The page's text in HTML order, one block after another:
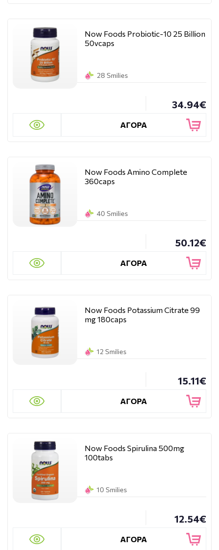
Now Foods Probiotic-10 25 Billion
50vcaps
28 Smilies
34.94€
ΑΓΟΡΑ
Now Foods Amino Complete
360caps
40 Smilies
50.12€
ΑΓΟΡΑ
Now Foods Potassium Citrate 99
mg 180caps
12 Smilies
15.11€
ΑΓΟΡΑ
Now Foods Spirulina 500mg
100tabs
10 Smilies
12.54€
ΑΓΟΡΑ